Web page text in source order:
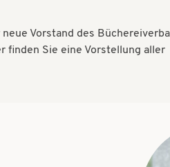
Vorstand des
finden Sie eine Vorstellung aller